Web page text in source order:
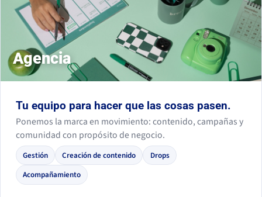
Agencia
Tu equipo para hacer que las cosas pasen.
Ponemos la marca en movimiento: contenido, campañas y
comunidad con propósito de negocio.
Gestión Creación de contenido
Drops
Acompañamiento